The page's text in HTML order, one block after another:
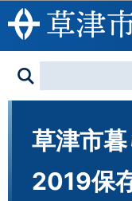
こ
草津市
2019保